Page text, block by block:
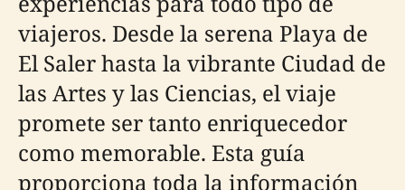
viajeros. Desde la serena Playa de
El Saler hasta la vibrante Ciudad de
las Artes y las Ciencias, el viaje
promete ser tanto enriquecedor
como memorable. Esta guía
proporciona toda la información